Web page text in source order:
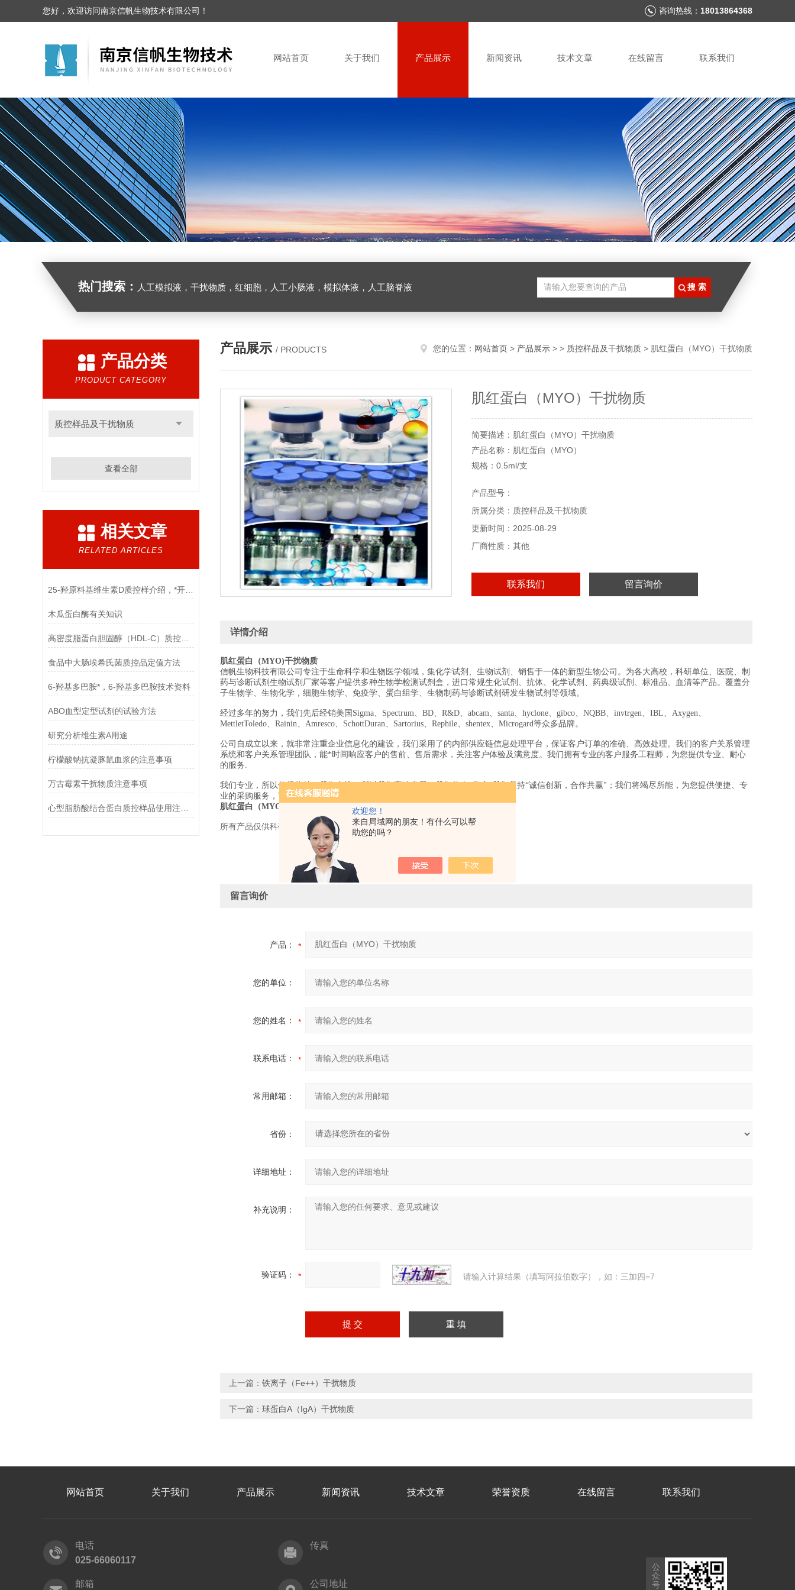
欢迎您！
来自局域网的朋友！有什么可以帮
助您的吗？
您好，欢迎访问南京信帆生物技术有限公司！ 咨询热线： 18013864368
网站首页 关于我们 产品展示 新闻资讯 技术文章 在线留言 联系我们
热门搜索： 人工模拟液，干扰物质，红细胞，人工小肠液，模拟体液，人工脑脊液
产品分类
PRODUCT CATEGORY
质控样品及干扰物质
查看全部
相关文章
RELATED ARTICLES
25-羟原料基维生素D质控样介绍，*开始啦！
木瓜蛋白酶有关知识
高密度脂蛋白胆固醇（HDL-C）质控样品性能指标
食品中大肠埃希氏菌质控品定值方法
6-羟基多巴胺*，6-羟基多巴胺技术资料
ABO血型定型试剂的试验方法
研究分析维生素A用途
柠檬酸钠抗凝豚鼠血浆的注意事项
万古霉素干扰物质注意事项
产品展示 / PRODUCTS 您的位置： 网站首页 > 产品展示 > > 质控样品及干扰物质 > 肌红蛋白（MYO）干扰物质
肌红蛋白（MYO）干扰物质
简要描述：肌红蛋白（MYO）干扰物质
产品名称：肌红蛋白（MYO）
规格：0.5ml/支
肌红蛋白的主要功能是在肌肉中有运输和储存氧功能，其作用机理主要是蛋
白质的结构决定的。由于铁与卟啉及多肽链氨基酸残基的连接，这种构象非
常有利于运氧和储氧功能，同时也使血红素在多肽链中保持稳定。所有产品
仅供科研使用，不得用于食用，医疗等其它用途。
产品型号：
所属分类：质控样品及干扰物质
更新时间：2025-08-29
厂商性质：其他
联系我们 留言询价
详情介绍
肌红蛋白（MYO)干扰物质
信帆生物科技有限公司专注于生命科学和生物医学领域，集化学试剂、生物试剂、销售于一体的新型生物公司。为各大高校，科研单位、医院、制
药与诊断试剂生物试剂厂家等客户提供多种生物学检测试剂盒，进口常规生化试剂、抗体、化学试剂、药典级试剂、标准品、血清等产品。覆盖分
子生物学、生物化学，细胞生物学、免疫学、蛋白组学、生物制药与诊断试剂研发生物试剂等领域。
经过多年的努力，我们先后经销美国Sigma、Spectrum、BD、R&D、abcam、santa、hyclone、gibco、NQBB、invtrgen、IBL、Axygen、
MettletToledo、Rainin、Amresco、SchottDuran、Sartorius、Rephile、shentex、Microgard等众多品牌。
公司自成立以来，就非常注重企业信息化的建设，我们采用了的内部供应链信息处理平台，保证客户订单的准确、高效处理。我们的客户关系管理
系统和客户关系管理团队，能*时间响应客户的售前、售后需求，关注客户体验及满意度。我们拥有专业的客户服务工程师，为您提供专业、耐心
的服务.
我们专业，所以值得信赖；我们专注，所以我们高速发展；我们信奉“客户“我们坚持“诚信创新，合作共赢"；我们将竭尽所能，为您提供便捷、专
业的采购服务，节省您的时间和成本。
肌红蛋白（MYO)干扰物质
所有产品仅供科研使用，不得用于食用，医疗等其它用途。
留言询价
产品：
您的单位：
您的姓名：
联系电话：
常用邮箱：
省份：
详细地址：
补充说明：
验证码： 请输入计算结果（填写阿拉伯数字），如：三加四=7
上一篇： 铁离子（Fe++）干扰物质
下一篇： 球蛋白A（IgA）干扰物质
网站首页 关于我们 产品展示 新闻资讯 技术文章 荣誉资质 在线留言 联系我们
电话
025-66060117
传真
邮箱 公司地址
公
众
号